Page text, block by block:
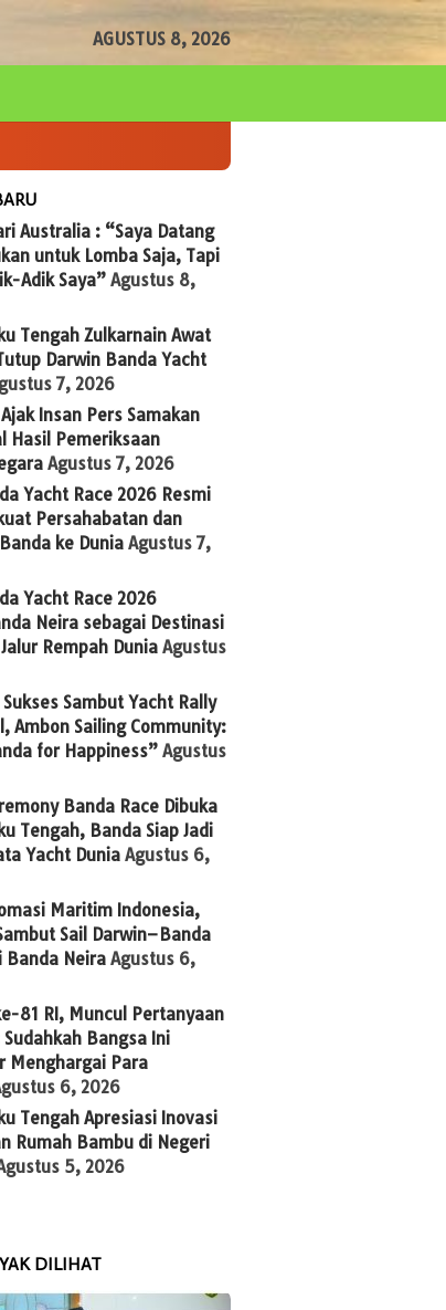
AGUSTUS 8, 2026
Australia : “Saya Datang
untuk Lomba Saja, Tapi
Adik Saya” Agustus 8,
Tengah Zulkarnain Awat
Darwin Banda Yacht
7, 2026
Insan Pers Samakan
Hasil Pemeriksaan
Agustus 7, 2026
Yacht Race 2026 Resmi
Persahabatan dan
ke Dunia Agustus 7,
Yacht Race 2026
Neira sebagai Destinasi
Rempah Dunia Agustus
Sambut Yacht Rally
Ambon Sailing Community:
for Happiness” Agustus
Banda Race Dibuka
Tengah, Banda Siap Jadi
Yacht Dunia Agustus 6,
Maritim Indonesia,
Sail Darwin–Banda
Banda Neira Agustus 6,
81 RI, Muncul Pertanyaan
Bangsa Ini
Menghargai Para
6, 2026
Tengah Apresiasi Inovasi
Rumah Bambu di Negeri
5, 2026
DILIHAT